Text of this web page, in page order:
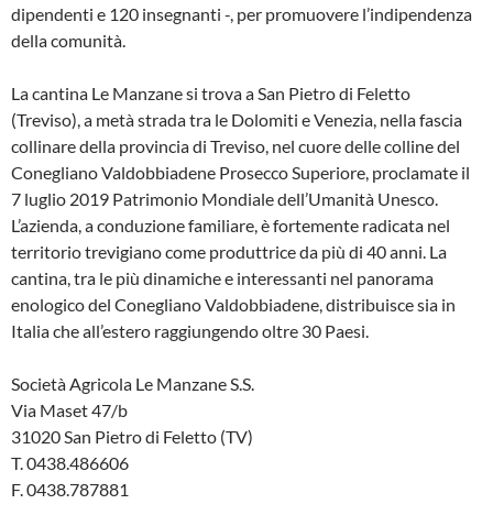
dipendenti e 120 insegnanti -, per promuovere l’indipendenza
della comunità.
La cantina Le Manzane si trova a San Pietro di Feletto
(Treviso), a metà strada tra le Dolomiti e Venezia, nella fascia
collinare della provincia di Treviso, nel cuore delle colline del
Conegliano Valdobbiadene Prosecco Superiore, proclamate il
7 luglio 2019 Patrimonio Mondiale dell’Umanità Unesco.
L’azienda, a conduzione familiare, è fortemente radicata nel
territorio trevigiano come produttrice da più di 40 anni. La
cantina, tra le più dinamiche e interessanti nel panorama
enologico del Conegliano Valdobbiadene, distribuisce sia in
Italia che all’estero raggiungendo oltre 30 Paesi.
Società Agricola Le Manzane S.S.
Via Maset 47/b
31020 San Pietro di Feletto (TV)
T. 0438.486606
F. 0438.787881